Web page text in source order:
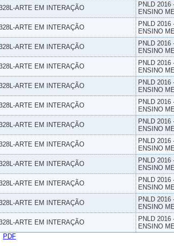
ARTE EM INTERAÇÃO
PNLD 2016
ENSINO
ARTE EM INTERAÇÃO
PNLD 2016
ENSINO
ARTE EM INTERAÇÃO
PNLD 2016
ENSINO
ARTE EM INTERAÇÃO
PNLD 2016
ENSINO
ARTE EM INTERAÇÃO
PNLD 2016
ENSINO
ARTE EM INTERAÇÃO
PNLD 2016
ENSINO
ARTE EM INTERAÇÃO
PNLD 2016
ENSINO
ARTE EM INTERAÇÃO
PNLD 2016
ENSINO
ARTE EM INTERAÇÃO
PNLD 2016
ENSINO
ARTE EM INTERAÇÃO
PNLD 2016
ENSINO
ARTE EM INTERAÇÃO
PNLD 2016
ENSINO
ARTE EM INTERAÇÃO
PNLD 2016
ENSINO
PDF